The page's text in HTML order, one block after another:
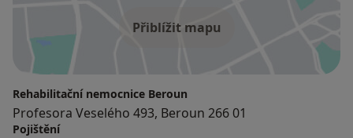
Přiblížit mapu
Rehabilitační nemocnice Beroun
Profesora Veselého 493, Beroun 266 01
Pojištění